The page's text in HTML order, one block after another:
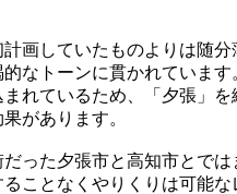
画していたものよりは随
なトーンに貫かれていま
れているため、「夕張」
があります。
った夕張市と高知市とで
ことなくやりくりは可能